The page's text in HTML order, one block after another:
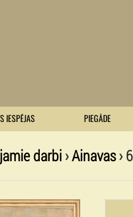
IESPĒJAS PIEGĀDE
darbi›Ainavas›